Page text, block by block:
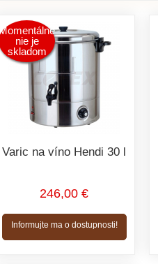
Momentálne
nie je
skladom
Varic na víno Hendi 30 l
246,00 €
Informujte ma o dostupnosti!